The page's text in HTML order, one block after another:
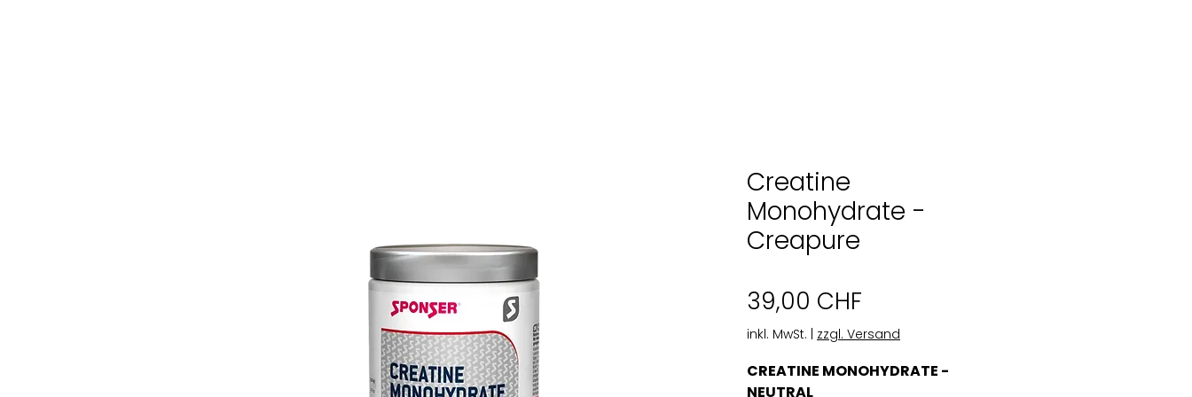
Creatine
Monohydrate -
Creapure
39,00 CHF
inkl. MwSt. zzgl. Versand
CREATINE MONOHYDRATE -
NEUTRAL